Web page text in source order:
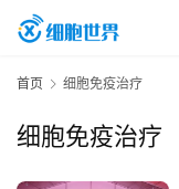
首页 细胞免疫治疗
细胞免疫治疗